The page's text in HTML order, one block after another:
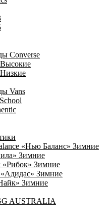
Converse
Vans
«Нью Баланс» Зимние
Зимние
«Рибок» Зимние
Зимние
Зимние
AUSTRALIA